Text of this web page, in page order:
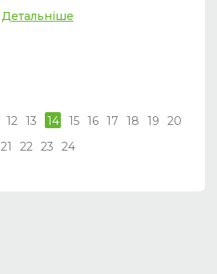
Детальніше
12 13 14 15 16 17 18 19
20
21
22 23 24